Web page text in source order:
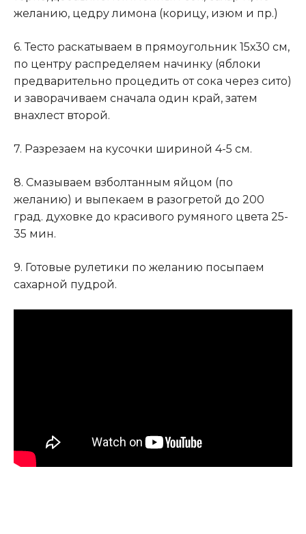
желанию, цедру лимона (корицу, изюм и пр.)
6. Тесто раскатываем в прямоугольник 15х30 см,
по центру распределяем начинку (яблоки
предварительно процедить от сока через сито)
и заворачиваем сначала один край, затем
внахлест второй.
7. Разрезаем на кусочки шириной 4-5 см.
8. Смазываем взболтанным яйцом (по
желанию) и выпекаем в разогретой до 200
град. духовке до красивого румяного цвета 25-
35 мин.
9. Готовые рулетики по желанию посыпаем
сахарной пудрой.